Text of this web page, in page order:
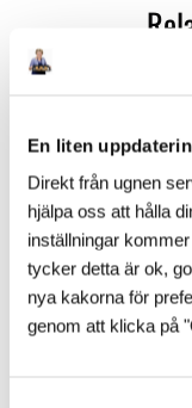
En liten
Direkt från ugnen
hjälpa oss att hålla
inställningar
tycker detta är ok,
nya kakorna för
genom att klicka på
7